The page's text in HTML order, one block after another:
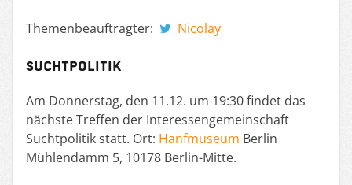
Themenbeauftragter: Nicolay
Suchtpolitik
Am Donnerstag, den 11.12. um 19:30 findet das
nächste Treffen der Interessengemeinschaft
Suchtpolitik statt. Ort: Hanfmuseum Berlin
Mühlendamm 5, 10178 Berlin-Mitte.